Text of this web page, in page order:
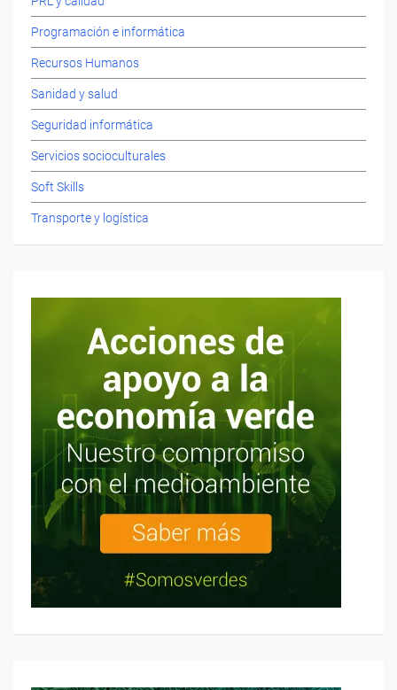
Programación e informática
Recursos Humanos
Sanidad y salud
Seguridad informática
Servicios socioculturales
Soft Skills
Transporte y logística